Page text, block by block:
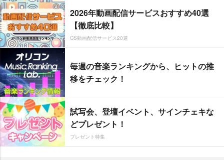
2026年動画配信サービスおすすめ40選
【徹底比較】
CS動画配信サービス20選
毎週の音楽ランキングから、ヒットの推
移をチェック！
試写会、登壇イベント、サインチェキな
どプレゼント！
プレゼント特集